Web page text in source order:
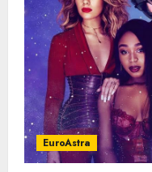
EuroAstra